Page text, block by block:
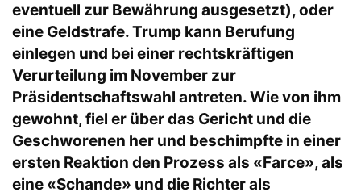
eventuell zur Bewährung ausgesetzt), oder
eine Geldstrafe. Trump kann Berufung
einlegen und bei einer rechtskräftigen
Verurteilung im November zur
Präsidentschaftswahl antreten. Wie von ihm
gewohnt, fiel er über das Gericht und die
Geschworenen her und beschimpfte in einer
ersten Reaktion den Prozess als «Farce», als
eine «Schande» und die Richter als